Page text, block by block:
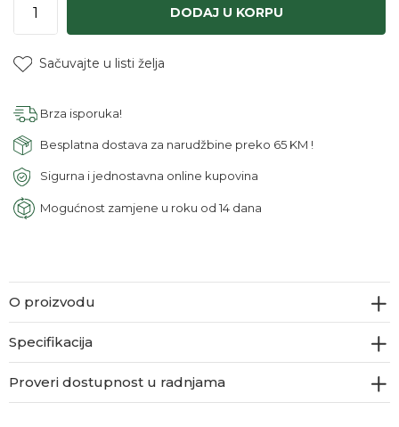
DODAJ U KORPU
Sačuvajte u listi želja
Brza isporuka!
Besplatna dostava za narudžbine preko 65 KM !
Sigurna i jednostavna online kupovina
Mogućnost zamjene u roku od 14 dana
O proizvodu
Specifikacija
Proveri dostupnost u radnjama